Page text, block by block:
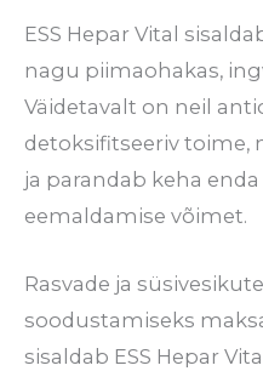
ESS Hepar Vital
nagu piimaohakas,
Väidetavalt on neil
detoksifitseeriv toime,
ja parandab keha
eemaldamise võimet.
Rasvade ja
soodustamiseks
sisaldab ESS Hepar